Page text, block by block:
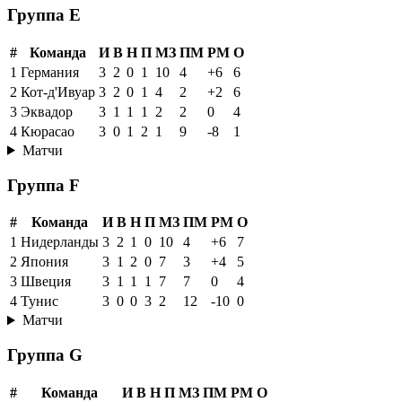
Группа E
# Команда И В Н П МЗ ПМ РМ О
1 Германия 3 2 0 1 10 4 +6
6
2 Кот-д'Ивуар 3 2 0 1 4 2 +2
6
3 Эквадор 3 1 1 1 2 2 0
4
4 Кюрасао 3 0 1 2 1 9 -8
1
Матчи
Группа F
# Команда И В Н П МЗ ПМ РМ О
1 Нидерланды 3 2 1 0 10 4 +6
7
2 Япония 3 1 2 0 7 3 +4
5
3 Швеция 3 1 1 1 7 7 0
4
4 Тунис 3 0 0 3 2 12 -10 0
Матчи
Группа G
# Команда И В Н П МЗ ПМ РМ О